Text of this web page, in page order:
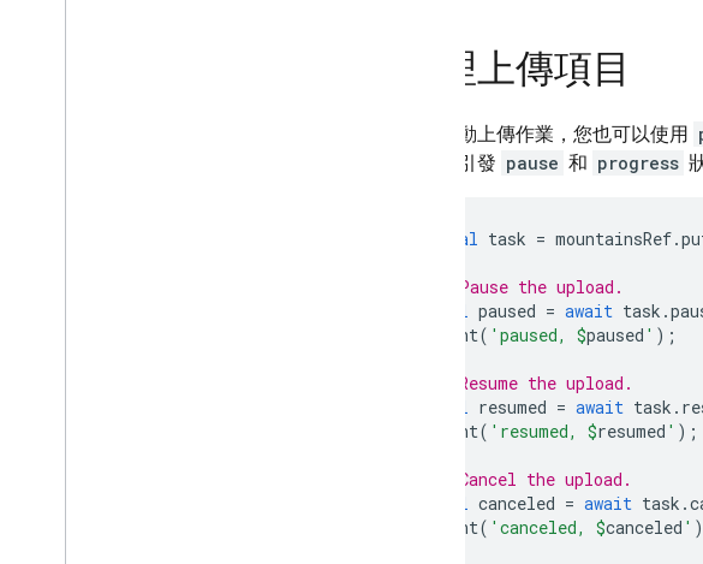
管理上傳項目
除了啟動上傳作業，您也可以使用
會分別引發 pause 和 progress
final task = mountainsRef.
// Pause the upload.
bool paused = await task .
print( 'paused, $paused ' );
// Resume the upload.
bool resumed = await task .
print( 'resumed, $resumed ' );
// Cancel the upload.
bool canceled = await task .
print( 'canceled, $canceled '